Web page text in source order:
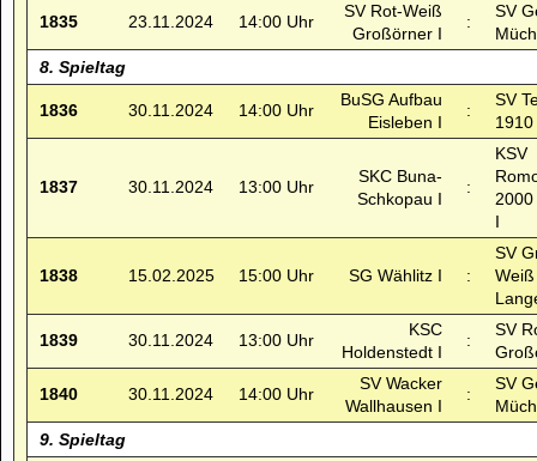
1835 23.11.2024 14:00 Uhr
SV Rot-Weiß
Großörner I
:
SV
8. Spieltag
1836 30.11.2024 14:00 Uhr
BuSG Aufbau
Eisleben I
:
SV
1910
1837 30.11.2024 13:00 Uhr
SKC Buna-
Schkopau I
:
KSV
2000
I
1838 15.02.2025 15:00 Uhr SG Wählitz I :
SV
Weiß
1839 30.11.2024 13:00 Uhr
KSC
Holdenstedt I
:
SV
1840 30.11.2024 14:00 Uhr
SV Wacker
Wallhausen I
:
SV
9. Spieltag